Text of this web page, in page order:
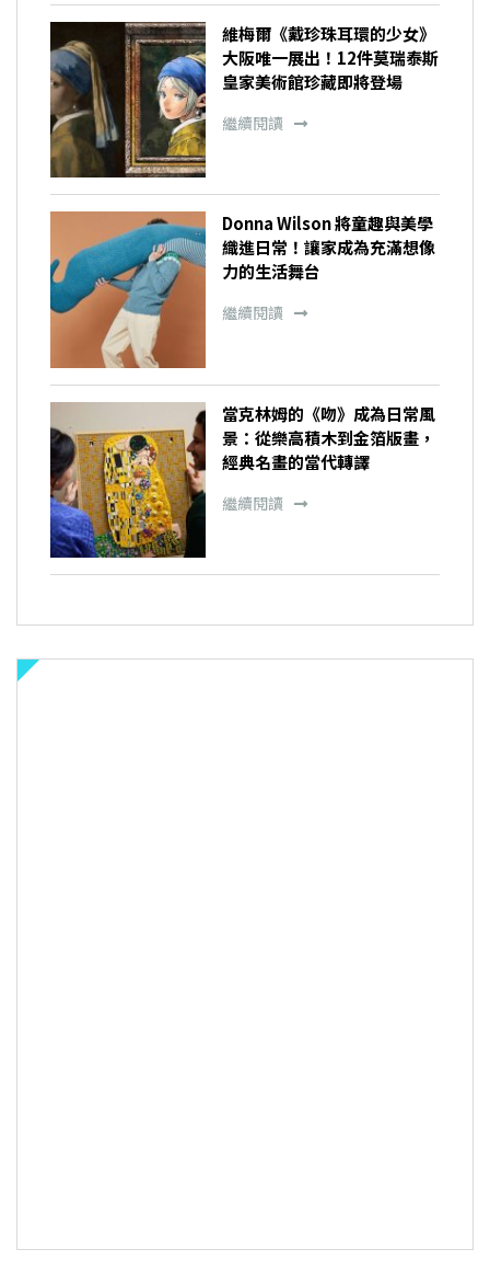
維梅爾《戴珍珠耳環的少女》
大阪唯一展出！12件莫瑞泰斯
皇家美術館珍藏即將登場
繼續閱讀
Donna Wilson 將童趣與美學
織進日常！讓家成為充滿想像
力的生活舞台
繼續閱讀
當克林姆的《吻》成為日常風
景：從樂高積木到金箔版畫，
經典名畫的當代轉譯
繼續閱讀